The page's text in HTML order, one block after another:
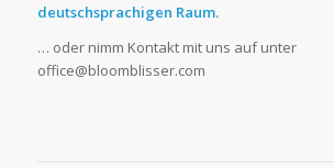
deutschsprachigen Raum.
… oder nimm Kontakt mit uns auf unter
office@bloomblisser.com